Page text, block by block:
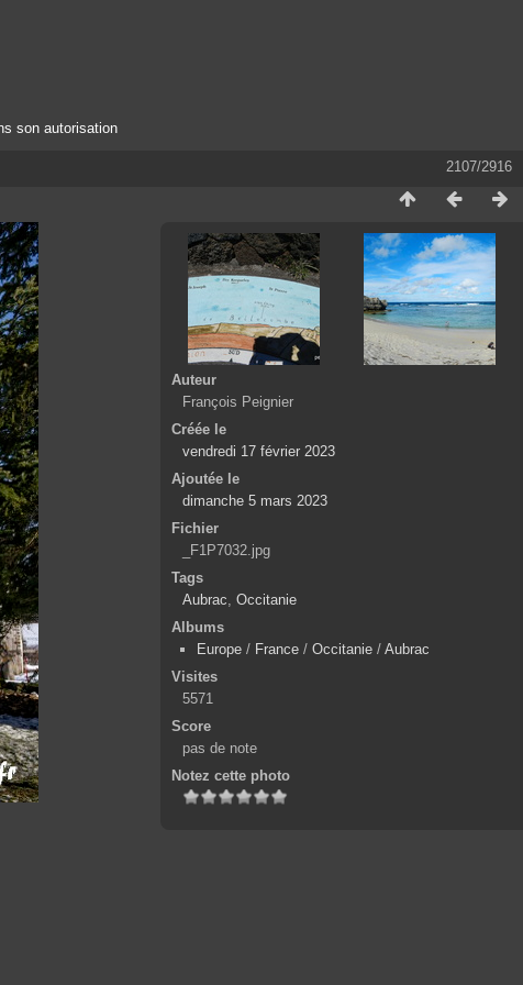
son autorisation
2107/2916
Auteur
François Peignier
Créée le
vendredi 17 février 2023
Ajoutée le
dimanche 5 mars 2023
Fichier
_F1P7032.jpg
Tags
Aubrac Occitanie
Albums
Europe / France / Occitanie / Aubrac
Visites
5571
Score
pas de note
Notez cette photo